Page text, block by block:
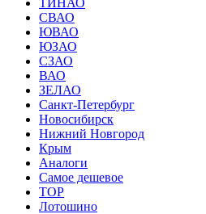
ТИНАО
СВАО
ЮВАО
ЮЗАО
СЗАО
ВАО
ЗЕЛАО
Санкт-Петербург
Новосибирск
Нижний Новгород
Крым
Аналоги
Самое дешевое
TOP
Лотошино